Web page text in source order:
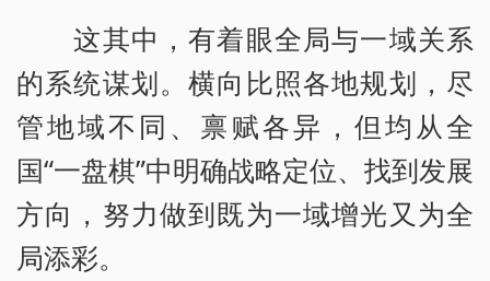
这其中，有着眼全局与一域关系
的系统谋划。横向比照各地规划，尽
管地域不同、禀赋各异，但均从全
国“一盘棋”中明确战略定位、找到发展
方向，努力做到既为一域增光又为全
局添彩。